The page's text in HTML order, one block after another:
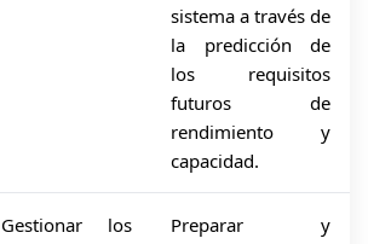
sistema a través de
la predicción de
los requisitos
futuros de
rendimiento y
capacidad.
Gestionar los
Preparar y